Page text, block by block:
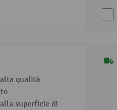
qualità
superficie di